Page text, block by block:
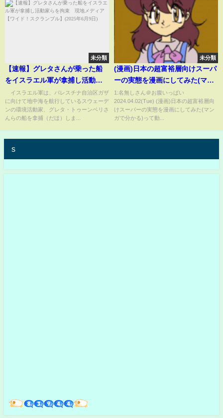
未分類
【速報】グレタさんが乗った船
をイスラエル軍が拿捕し活動家
らを拘束 現地メディア【ワイ
ド！スクランブル】(2025年6月9
日)
イスラエル軍は、パレスチナ自治区ガザ
に向けて地中海を航行しているスウェーデ
ンの環境活動家、グレタ・トゥーンベリさ
んらの船を拿捕（だほ）しま...
未分類
(漫画)日本の超富裕層向けスーパ
ーの実態を漫画にしてみた(マン
ガで分かる)
1:名無しさん＠お腹いっぱい
2024.04.02(Tue) (漫画)日本の超富裕層向
けスーパーの実態を漫画にしてみた(マン
ガで分かる)って動...
s